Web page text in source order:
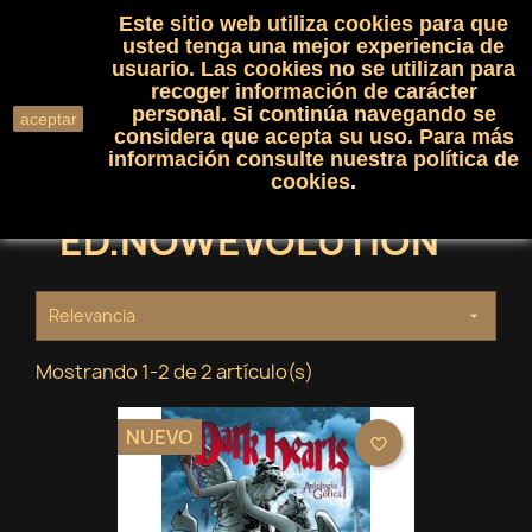
shopping_cart(0)

search
ED.NOWEVOLUTION
Relevancia 
Mostrando 1-2 de 2 artículo(s)
NUEVO favorite_border
aceptar
Este sitio web utiliza cookies para que
usted tenga una mejor experiencia de
usuario. Las cookies no se utilizan para
recoger información de carácter
personal. Si continúa navegando se
considera que acepta su uso. Para más
información consulte nuestra política de
cookies.